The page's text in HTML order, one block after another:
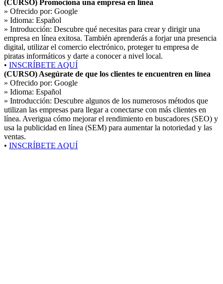
(CURSO) Promociona una empresa en línea
» Ofrecido por: Google
» Idioma: Español
» Introducción: Descubre qué necesitas para crear y dirigir una
empresa en línea exitosa. También aprenderás a forjar una presencia
digital, utilizar el comercio electrónico, proteger tu empresa de
piratas informáticos y darte a conocer a nivel local.
• INSCRÍBETE AQUÍ
(CURSO) Asegúrate de que los clientes te encuentren en línea
» Ofrecido por: Google
» Idioma: Español
» Introducción: Descubre algunos de los numerosos métodos que
utilizan las empresas para llegar a conectarse con más clientes en
línea. Averigua cómo mejorar el rendimiento en buscadores (SEO) y
usa la publicidad en línea (SEM) para aumentar la notoriedad y las
ventas.
• INSCRÍBETE AQUÍ